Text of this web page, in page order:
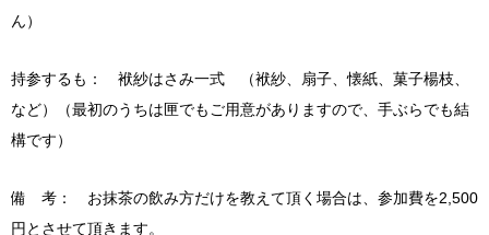
ん）
持参するも： 袱紗はさみ一式 （袱紗、扇子、懐紙、菓子楊枝、
など）（最初のうちは匣でもご用意がありますので、手ぶらでも結
構です）
備 考： お抹茶の飲み方だけを教えて頂く場合は、参加費を2,500
円とさせて頂きます。